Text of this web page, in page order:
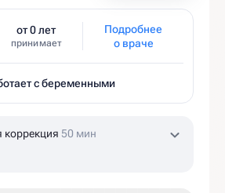
от 0 лет
принимает
Подробнее
о враче
с беременными
коррекция 50 мин